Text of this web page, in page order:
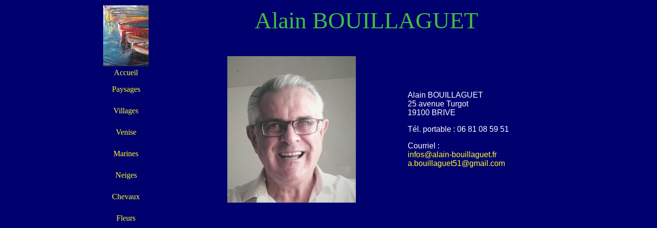
Accueil
Paysages
Villages
Venise
Marines
Neiges
Chevaux
Fleurs
Alain BOUILLAGUET
Alain BOUILLAGUET
25 avenue Turgot
19100 BRIVE
Tél. portable : 06 81 08 59 51
Courriel :
infos@alain-bouillaguet.fr
a.bouillaguet51@gmail.com